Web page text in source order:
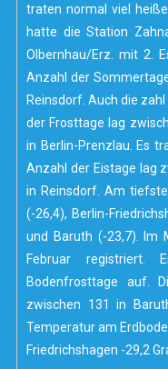
traten normal viel
hatte die Station
Olbernhau/Erz. mit 2.
Anzahl der
Reinsdorf. Auch die
der Frosttage lag
in Berlin-Prenzlau. Es
Anzahl der Eistage lag
in Reinsdorf. Am
(-26,4), Berlin-
und Baruth (-23,7). Im
Februar registriert.
Bodenfrosttage auf.
zwischen 131 in
Temperatur am
Friedrichshagen -29,2